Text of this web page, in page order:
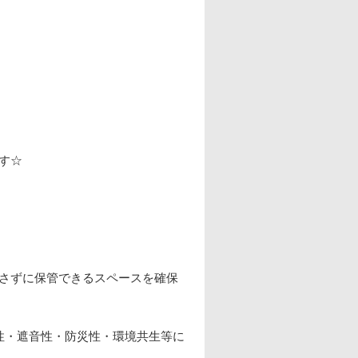
す☆
ずに保管できるスペースを確保
遮音性・防災性・環境共生等に